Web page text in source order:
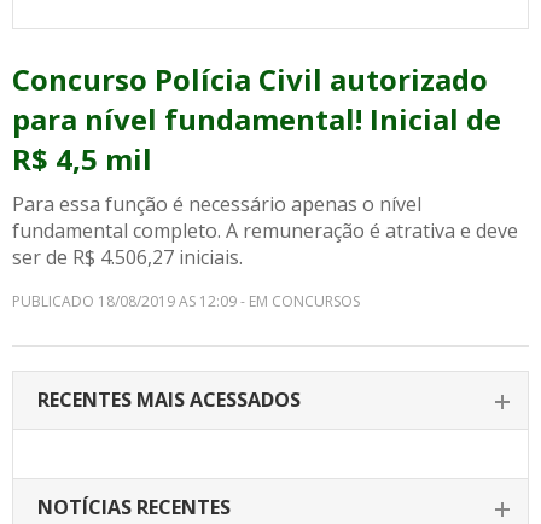
Concurso Polícia Civil autorizado
para nível fundamental! Inicial de
R$ 4,5 mil
Para essa função é necessário apenas o nível
fundamental completo. A remuneração é atrativa e deve
ser de R$ 4.506,27 iniciais.
PUBLICADO 18/08/2019 AS 12:09 - EM CONCURSOS
RECENTES MAIS ACESSADOS
NOTÍCIAS RECENTES